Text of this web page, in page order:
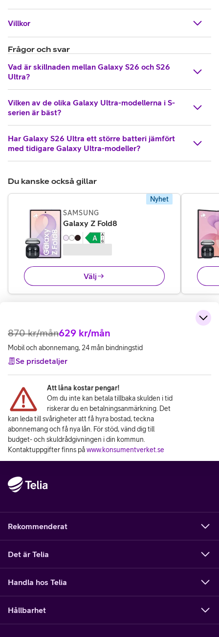
Villkor
Frågor och svar
Vad är skillnaden mellan Galaxy S26 och S26
Ultra?
Vilken av de olika Galaxy Ultra-modellerna i S-
serien är bäst?
Har Galaxy S26 Ultra ett större batteri jämfört
med tidigare Galaxy Ultra-modeller?
Du kanske också gillar
Nyhet
SAMSUNG
Galaxy Z Fold8
Välj
870 kr/mån629 kr/mån
Mobil och abonnemang, 24 mån bindningstid
Se prisdetaljer
Att låna kostar pengar!
Om du inte kan betala tillbaka skulden i tid
riskerar du en betalningsanmärkning. Det
kan leda till svårigheter att få hyra bostad, teckna
abonnemang och få nya lån. För stöd, vänd dig till
budget- och skuldrådgivningen i din kommun.
Kontaktuppgifter finns påwww.konsumentverket.se
Rekommenderat
Det är Telia
Handla hos Telia
Hållbarhet